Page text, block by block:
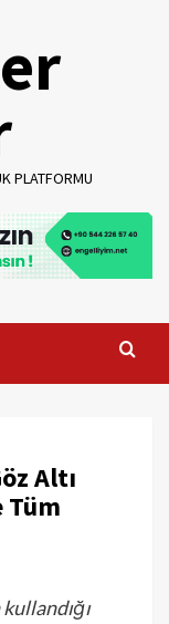
PLATFORMU
Altı
Tüm